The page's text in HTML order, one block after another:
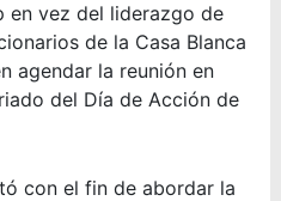
en vez del liderazgo de
de la Casa Blanca
agendar la reunión en
del Día de Acción de
con el fin de abordar la